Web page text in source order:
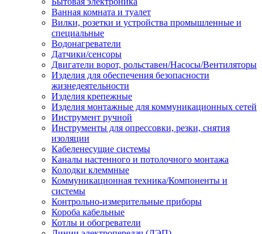
Ванная комната и туалет
Вилки, розетки и устройства промышленные и
специальные
Водонагреватели
Датчики/сенсоры
Двигатели ворот, рольставен/Насосы/Вентиляторы
Изделия для обеспечения безопасности
жизнедеятельности
Изделия крепежные
Изделия монтажные для коммуникационных сетей
Инструмент ручной
Инструменты для опрессовки, резки, снятия
изоляции
Кабеленесущие системы
Каналы настенного и потолочного монтажа
Колодки клеммные
Коммуникационная техника/Компоненты и
системы
Контрольно-измерительные приборы
Короба кабельные
Котлы и обогреватели